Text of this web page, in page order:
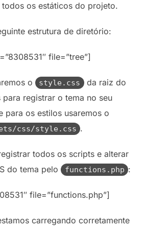
os estáticos do projeto.
estrutura de diretório:
file=”tree”]
o style.css da raiz do
para registrar o tema no seu
para os estilos usaremos o
css/style.css .
todos os scripts e alterar
do tema pelo
functions.php :
file=”functions.php”]
carregando corretamente